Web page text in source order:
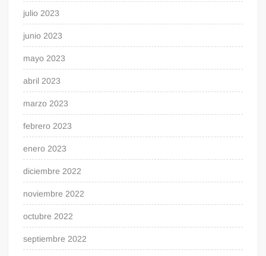
julio 2023
junio 2023
mayo 2023
abril 2023
marzo 2023
febrero 2023
enero 2023
diciembre 2022
noviembre 2022
octubre 2022
septiembre 2022